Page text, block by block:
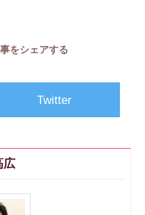
をシェアする
Twitter